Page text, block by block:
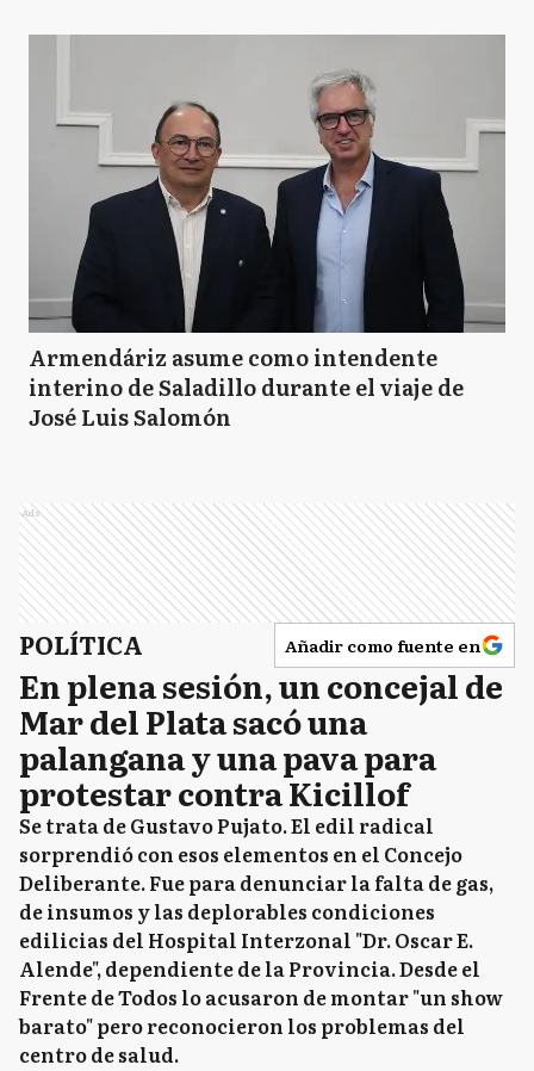
Armendáriz asume como intendente
interino de Saladillo durante el viaje de
José Luis Salomón
Ads
POLÍTICA Añadir como fuente en
En plena sesión, un concejal de
Mar del Plata sacó una
palangana y una pava para
protestar contra Kicillof
Se trata de Gustavo Pujato. El edil radical
sorprendió con esos elementos en el Concejo
Deliberante. Fue para denunciar la falta de gas,
de insumos y las deplorables condiciones
edilicias del Hospital Interzonal "Dr. Oscar E.
Alende", dependiente de la Provincia. Desde el
Frente de Todos lo acusaron de montar "un show
barato" pero reconocieron los problemas del
centro de salud.